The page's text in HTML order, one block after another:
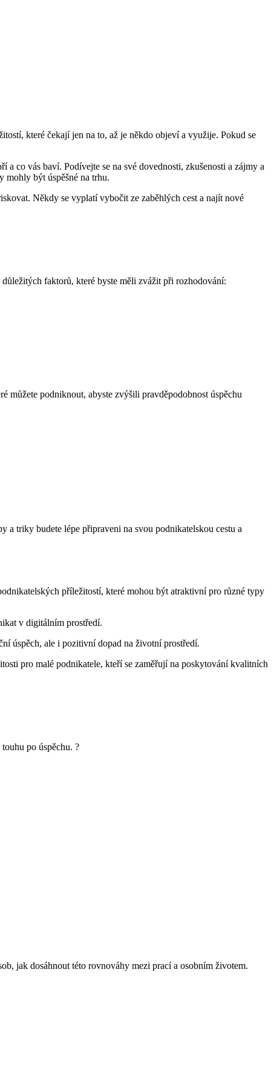
které čekají jen na to, až je někdo objeví a využije. Pokud se
a co vás baví. Podívejte se na své dovednosti, zkušenosti a zájmy a
mohly být úspěšné na trhu.
Někdy se vyplatí vybočit ze zaběhlých cest a najít nové
faktorů, které byste měli zvážit při rozhodování:
můžete podniknout, abyste zvýšili pravděpodobnost úspěchu
a triky budete lépe připraveni na svou podnikatelskou cestu a
příležitostí, které mohou být atraktivní pro různé typy
v digitálním prostředí.
úspěch, ale i pozitivní dopad na životní prostředí.
pro malé podnikatele, kteří se zaměřují na poskytování kvalitních
po úspěchu. ?
jak dosáhnout této rovnováhy mezi prací a osobním životem.